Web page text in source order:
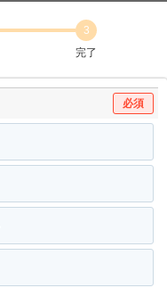
3
完了
必須